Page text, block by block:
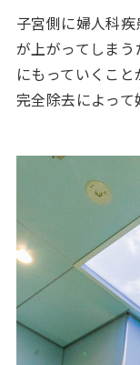
子宮側に婦人科
が上がってしま
にもっていくこ
完全除去によって